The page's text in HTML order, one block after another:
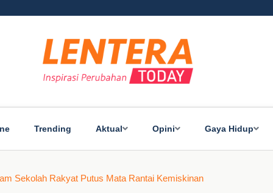
Trending Aktual Opini Gaya Hidup
Sekolah Rakyat Putus Mata Rantai Kemiskinan